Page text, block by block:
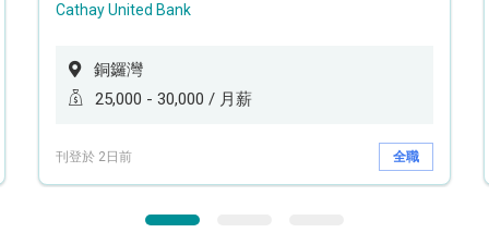
Cathay United Bank
銅鑼灣
25,000 - 30,000 / 月薪
刊登於 2日前 全職